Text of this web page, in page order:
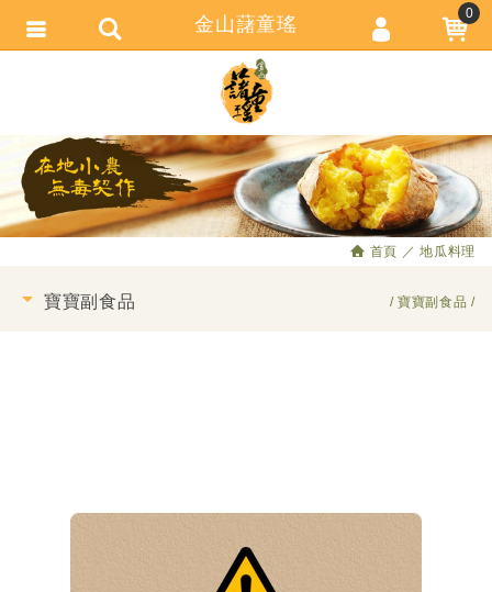
首頁 地瓜料理
寶寶副食品
寶寶副食品
金山藷童瑤 0
會員登入
會員註冊
忘記密碼
訂單查詢
追蹤清單
繁體中文